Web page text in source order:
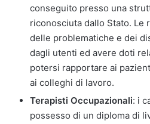
conseguito presso una
riconosciuta dallo Stato. Le
delle problematiche e dei
dagli utenti ed avere doti
potersi rapportare ai
ai colleghi di lavoro.
Terapisti Occupazionali: i
possesso di un diploma di